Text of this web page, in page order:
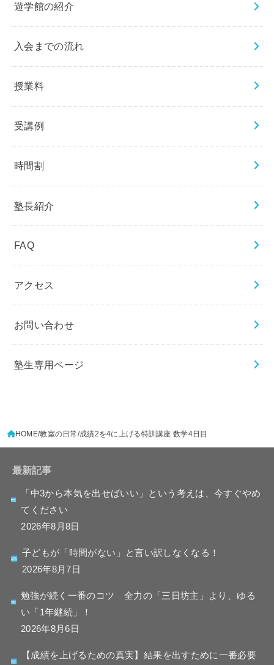
遊学館の紹介
入会までの流れ
授業料
受講例
時間割
塾長紹介
FAQ
アクセス
お問い合わせ
塾生専用ページ
HOME 教室の日常 成績2を4に上げる特訓講座 数学4日目
最新記事
「中3から本気を出せばいい」という考えは、今すぐやめ
てください
2026年8月8日
子どもが「時間がない」と言い訳しなくなる！
2026年8月7日
勉強が続く一番のコツ 全力の「三日坊主」より、ゆる
い「1年継続」！
2026年8月6日
【成績を上げるための真実】結果を出すために一番必要